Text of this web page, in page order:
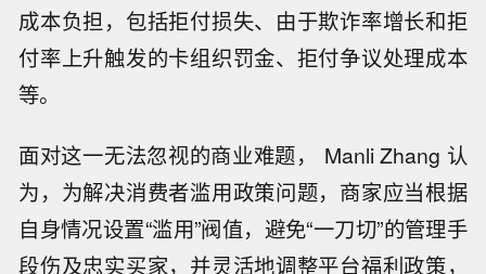
成本负担，包括拒付损失、由于欺诈率增长和拒
付率上升触发的卡组织罚金、拒付争议处理成本
等。
面对这一无法忽视的商业难题， Manli Zhang 认
为，为解决消费者滥用政策问题，商家应当根据
自身情况设置“滥用”阀值，避免“一刀切”的管理手
段伤及忠实买家，并灵活地调整平台福利政策，